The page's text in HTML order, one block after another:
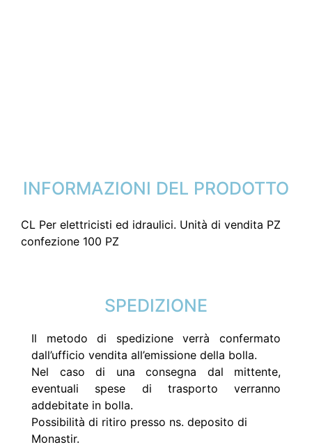
INFORMAZIONI DEL PRODOTTO
CL Per elettricisti ed idraulici. Unità di vendita PZ
confezione 100 PZ
SPEDIZIONE
Il metodo di spedizione verrà confermato
dall’ufficio vendita all’emissione della bolla.
Nel caso di una consegna dal mittente,
eventuali spese di trasporto verranno
addebitate in bolla.
Possibilità di ritiro presso ns. deposito di
Monastir.